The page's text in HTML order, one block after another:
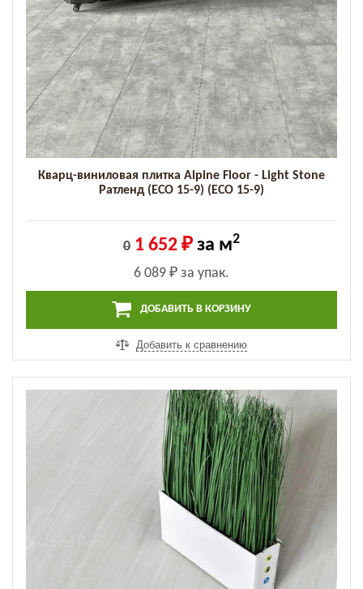
Кварц-виниловая плитка Alpine Floor - Light Stone
Ратленд (ECO 15-9) (ECO 15-9)
0 1 652 ₽ за м2
6 089 ₽ за упак.
ДОБАВИТЬ В КОРЗИНУ
Добавить к сравнению